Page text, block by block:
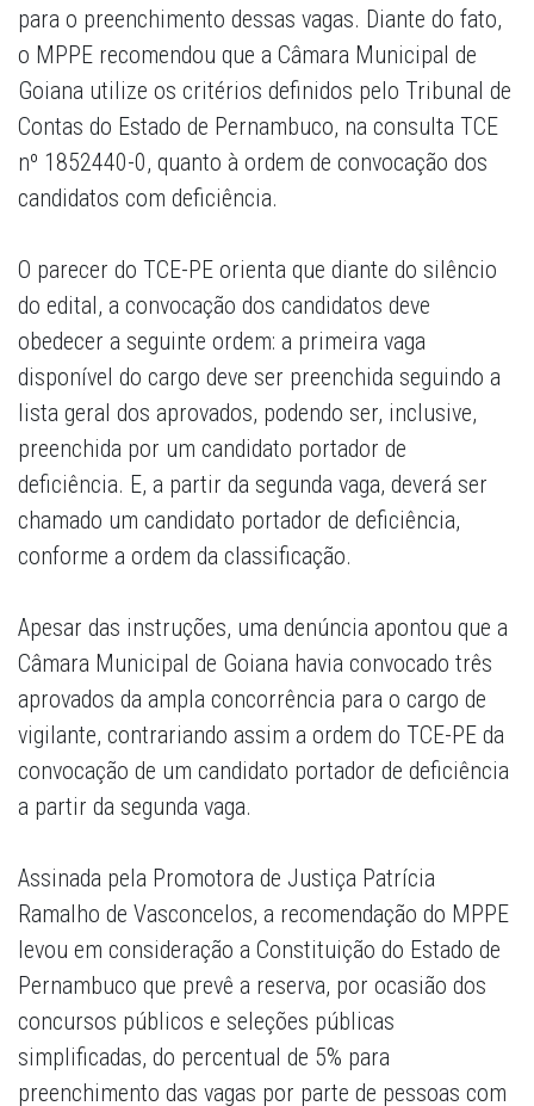
para o preenchimento dessas vagas. Diante do fato,
o MPPE recomendou que a Câmara Municipal de
Goiana utilize os critérios definidos pelo Tribunal de
Contas do Estado de Pernambuco, na consulta TCE
nº 1852440-0, quanto à ordem de convocação dos
candidatos com deficiência.
O parecer do TCE-PE orienta que diante do silêncio
do edital, a convocação dos candidatos deve
obedecer a seguinte ordem: a primeira vaga
disponível do cargo deve ser preenchida seguindo a
lista geral dos aprovados, podendo ser, inclusive,
preenchida por um candidato portador de
deficiência. E, a partir da segunda vaga, deverá ser
chamado um candidato portador de deficiência,
conforme a ordem da classificação.
Apesar das instruções, uma denúncia apontou que a
Câmara Municipal de Goiana havia convocado três
aprovados da ampla concorrência para o cargo de
vigilante, contrariando assim a ordem do TCE-PE da
convocação de um candidato portador de deficiência
a partir da segunda vaga.
Assinada pela Promotora de Justiça Patrícia
Ramalho de Vasconcelos, a recomendação do MPPE
levou em consideração a Constituição do Estado de
Pernambuco que prevê a reserva, por ocasião dos
concursos públicos e seleções públicas
simplificadas, do percentual de 5% para
preenchimento das vagas por parte de pessoas com